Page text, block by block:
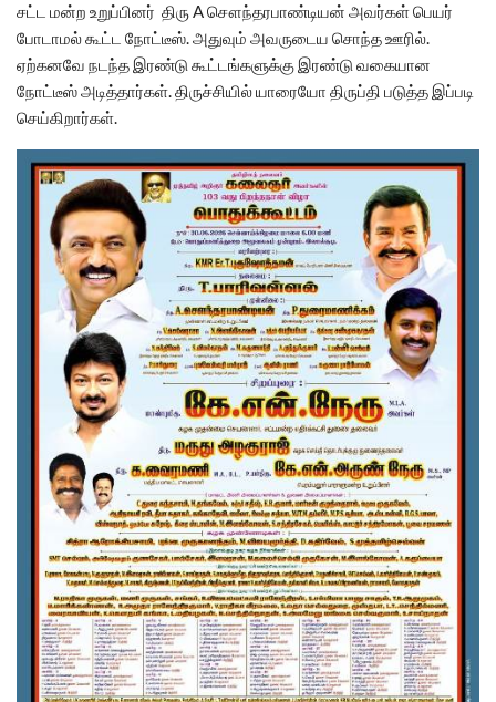
சட்ட மன்ற உறுப்பினர் திரு A சௌந்தரபாண்டியன் அவர்கள் பெயர்
போடாமல் கூட்ட நோட்டீஸ். அதுவும் அவருடைய சொந்த ஊரில்.
ஏற்கனவே நடந்த இரண்டு கூட்டங்களுக்கு இரண்டு வகையான
நோட்டீஸ் அடித்தார்கள். திருச்சியில் யாரையோ திருப்தி படுத்த இப்படி
செய்கிறார்கள்.